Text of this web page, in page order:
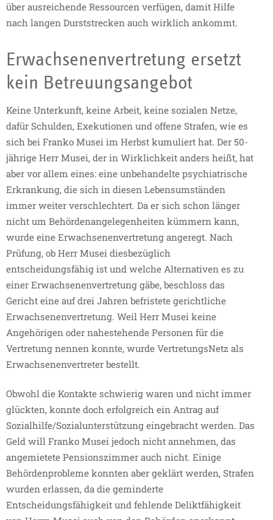
über ausreichende Ressourcen verfügen, damit Hilfe
nach langen Durststrecken auch wirklich ankommt.
Erwachsenenvertretung ersetzt
kein Betreuungsangebot
Keine Unterkunft, keine Arbeit, keine sozialen Netze,
dafür Schulden, Exekutionen und offene Strafen, wie es
sich bei Franko Musei im Herbst kumuliert hat. Der 50-
jährige Herr Musei, der in Wirklichkeit anders heißt, hat
aber vor allem eines: eine unbehandelte psychiatrische
Erkrankung, die sich in diesen Lebensumständen
immer weiter verschlechtert. Da er sich schon länger
nicht um Behördenangelegenheiten kümmern kann,
wurde eine Erwachsenenvertretung angeregt. Nach
Prüfung, ob Herr Musei diesbezüglich
entscheidungsfähig ist und welche Alternativen es zu
einer Erwachsenenvertretung gäbe, beschloss das
Gericht eine auf drei Jahren befristete gerichtliche
Erwachsenenvertretung. Weil Herr Musei keine
Angehörigen oder nahestehende Personen für die
Vertretung nennen konnte, wurde VertretungsNetz als
Erwachsenenvertreter bestellt.
Obwohl die Kontakte schwierig waren und nicht immer
glückten, konnte doch erfolgreich ein Antrag auf
Sozialhilfe/Sozialunterstützung eingebracht werden. Das
Geld will Franko Musei jedoch nicht annehmen, das
angemietete Pensionszimmer auch nicht. Einige
Behördenprobleme konnten aber geklärt werden, Strafen
wurden erlassen, da die geminderte
Entscheidungsfähigkeit und fehlende Deliktfähigkeit